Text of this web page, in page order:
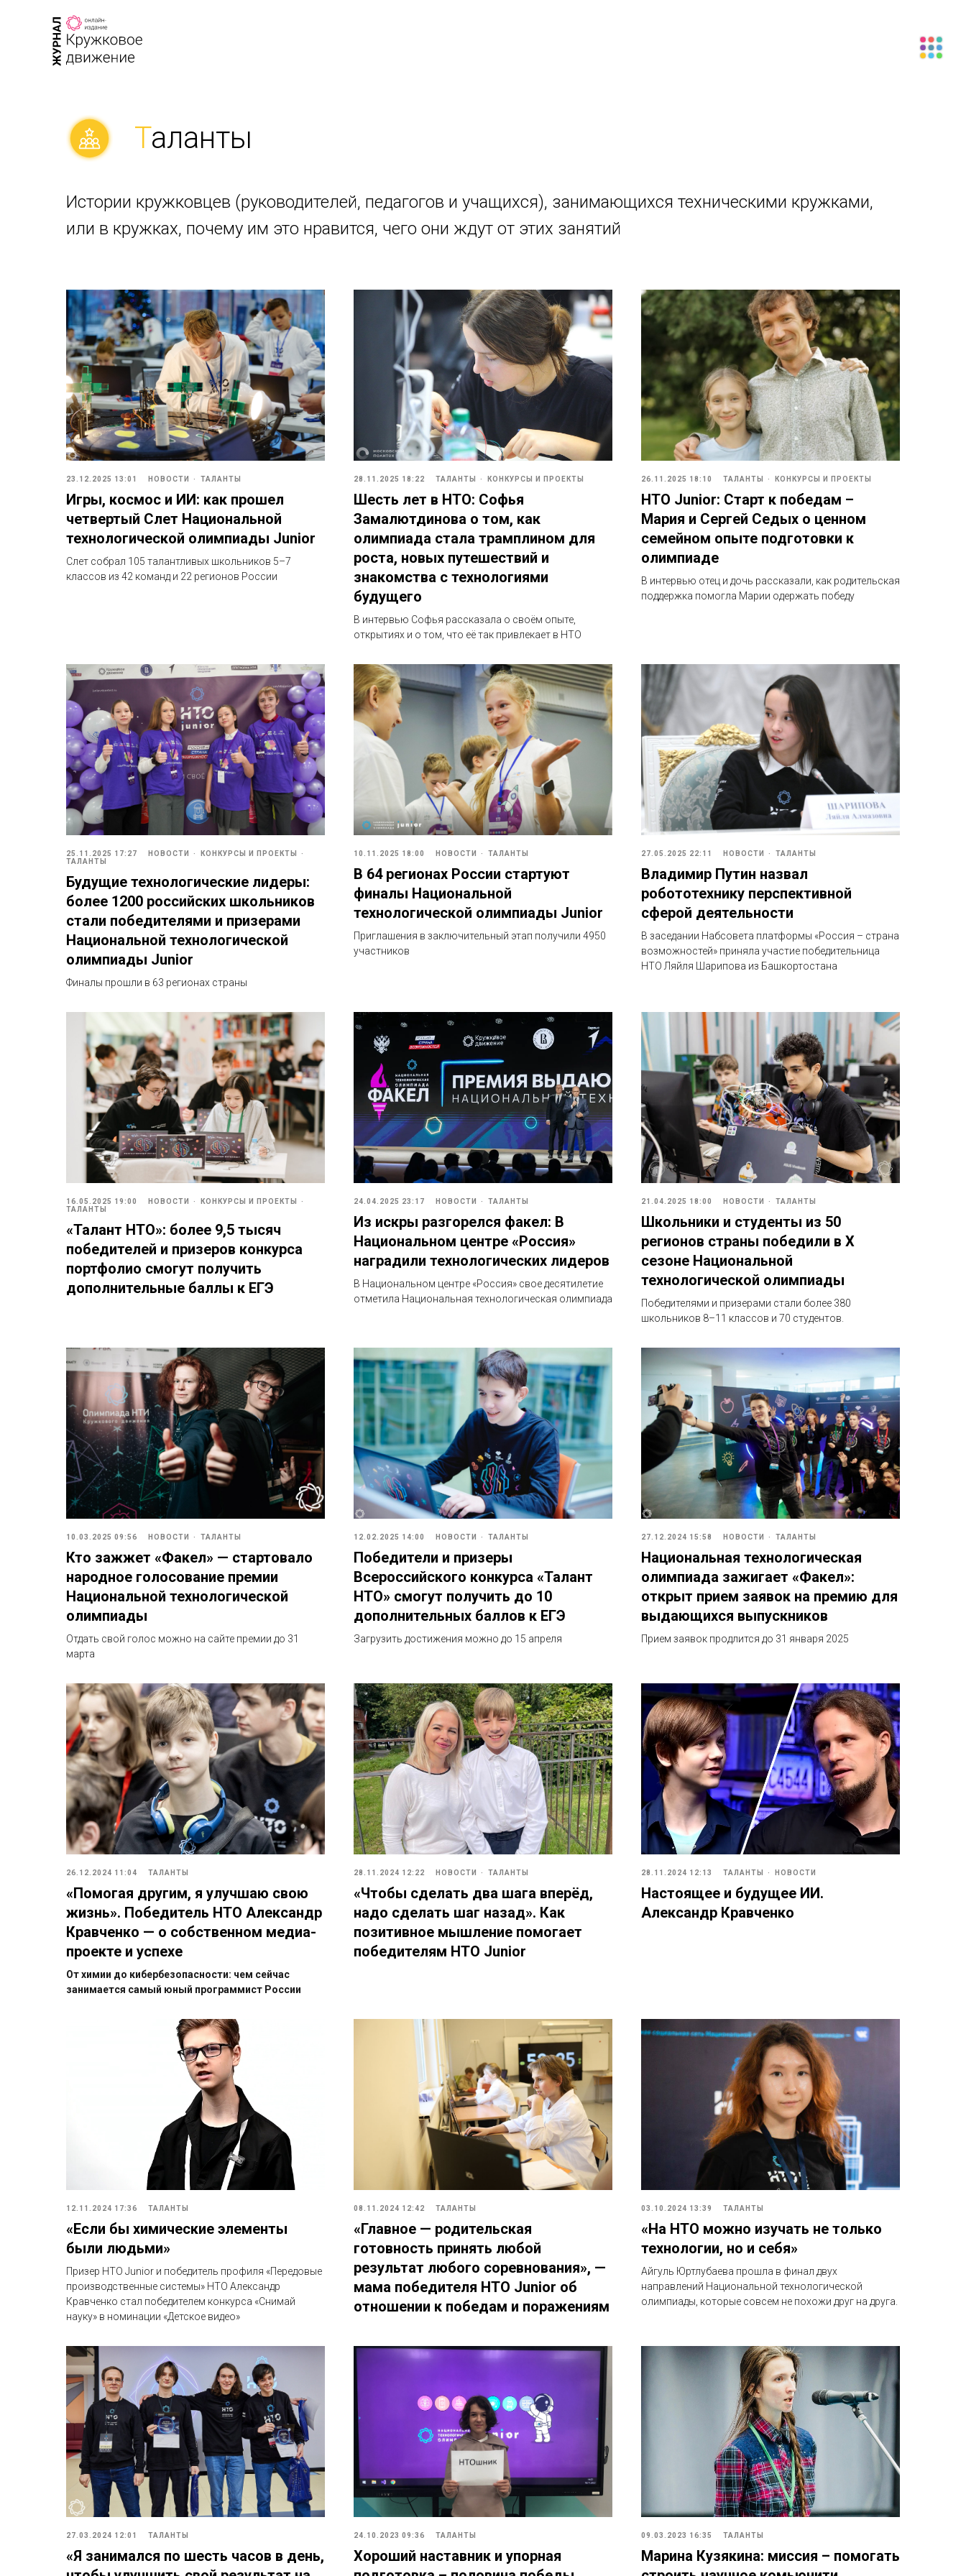
Таланты
Истории кружковцев (руководителей, педагогов и учащихся), занимающихся техническими кружками,
или в кружках, почему им это нравится, чего они ждут от этих занятий
23.12.2025 13:01 НОВОСТИ ТАЛАНТЫ
Игры, космос и ИИ: как прошел
четвертый Слет Национальной
технологической олимпиады Junior
Слет собрал 105 талантливых школьников 5–7
классов из 42 команд и 22 регионов России
28.11.2025 18:22 ТАЛАНТЫ КОНКУРСЫ И ПРОЕКТЫ
Шесть лет в НТО: Софья
Замалютдинова о том, как
олимпиада стала трамплином для
роста, новых путешествий и
знакомства с технологиями
будущего
В интервью Софья рассказала о своём опыте,
открытиях и о том, что её так привлекает в НТО
26.11.2025 18:10 ТАЛАНТЫ КОНКУРСЫ И ПРОЕКТЫ
НТО Junior: Старт к победам –
Мария и Сергей Седых о ценном
семейном опыте подготовки к
олимпиаде
В интервью отец и дочь рассказали, как родительская
поддержка помогла Марии одержать победу
25.11.2025 17:27 НОВОСТИ
КОНКУРСЫ И ПРОЕКТЫ
ТАЛАНТЫ
Будущие технологические лидеры:
более 1200 российских школьников
стали победителями и призерами
Национальной технологической
олимпиады Junior
Финалы прошли в 63 регионах страны
10.11.2025 18:00 НОВОСТИ ТАЛАНТЫ
В 64 регионах России стартуют
финалы Национальной
технологической олимпиады Junior
Приглашения в заключительный этап получили 4950
участников
27.05.2025 22:11 НОВОСТИ ТАЛАНТЫ
Владимир Путин назвал
робототехнику перспективной
сферой деятельности
В заседании Набсовета платформы «Россия – страна
возможностей» приняла участие победительница
НТО Ляйля Шарипова из Башкортостана
16.05.2025 19:00 НОВОСТИ
КОНКУРСЫ И ПРОЕКТЫ
ТАЛАНТЫ
«Талант НТО»: более 9,5 тысяч
победителей и призеров конкурса
портфолио смогут получить
дополнительные баллы к ЕГЭ
24.04.2025 23:17 НОВОСТИ ТАЛАНТЫ
Из искры разгорелся факел: В
Национальном центре «Россия»
наградили технологических лидеров
В Национальном центре «Россия» свое десятилетие
отметила Национальная технологическая олимпиада
21.04.2025 18:00 НОВОСТИ ТАЛАНТЫ
Школьники и студенты из 50
регионов страны победили в X
сезоне Национальной
технологической олимпиады
Победителями и призерами стали более 380
школьников 8–11 классов и 70 студентов.
10.03.2025 09:56 НОВОСТИ ТАЛАНТЫ
Кто зажжет «Факел» — стартовало
народное голосование премии
Национальной технологической
олимпиады
Отдать свой голос можно на сайте премии до 31
марта
12.02.2025 14:00 НОВОСТИ ТАЛАНТЫ
Победители и призеры
Всероссийского конкурса «Талант
НТО» смогут получить до 10
дополнительных баллов к ЕГЭ
Загрузить достижения можно до 15 апреля
27.12.2024 15:58 НОВОСТИ ТАЛАНТЫ
Национальная технологическая
олимпиада зажигает «Факел»:
открыт прием заявок на премию для
выдающихся выпускников
Прием заявок продлится до 31 января 2025
26.12.2024 11:04 ТАЛАНТЫ
«Помогая другим, я улучшаю свою
жизнь». Победитель НТО Александр
Кравченко — о собственном медиа-
проекте и успехе
От химии до кибербезопасности: чем сейчас
занимается самый юный программист России
28.11.2024 12:22 НОВОСТИ ТАЛАНТЫ
«Чтобы сделать два шага вперёд,
надо сделать шаг назад». Как
позитивное мышление помогает
победителям НТО Junior
28.11.2024 12:13 ТАЛАНТЫ НОВОСТИ
Настоящее и будущее ИИ.
Александр Кравченко
12.11.2024 17:36 ТАЛАНТЫ
«Если бы химические элементы
были людьми»
Призер НТО Junior и победитель профиля «Передовые
производственные системы» НТО Александр
Кравченко стал победителем конкурса «Снимай
науку» в номинации «Детское видео»
08.11.2024 12:42 ТАЛАНТЫ
«Главное — родительская
готовность принять любой
результат любого соревнования», —
мама победителя НТО Junior об
отношении к победам и поражениям
03.10.2024 13:39 ТАЛАНТЫ
«На НТО можно изучать не только
технологии, но и себя»
Айгуль Юртлубаева прошла в финал двух
направлений Национальной технологической
олимпиады, которые совсем не похожи друг на друга.
27.03.2024 12:01 ТАЛАНТЫ
«Я занимался по шесть часов в день,
24.10.2023 09:36 ТАЛАНТЫ
Хороший наставник и упорная
09.03.2023 16:35 ТАЛАНТЫ
Марина Кузякина: миссия – помогать